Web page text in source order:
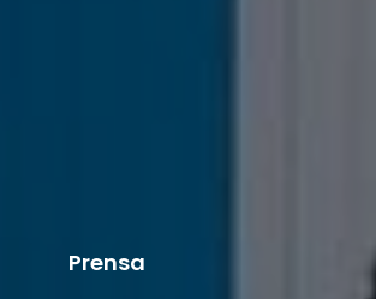
Prensa